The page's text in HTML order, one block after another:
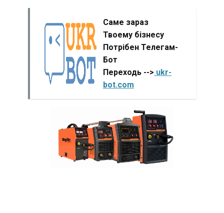
Саме зараз
Твоему бізнесу
Потрібен Телегам-
Бот
Переходь --> ukr-
bot.com